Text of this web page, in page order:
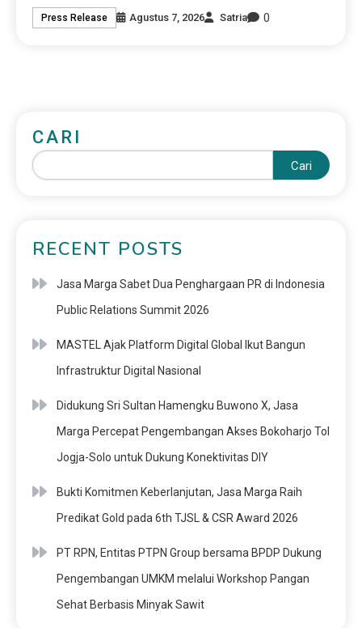
Press Release Agustus 7, 2026 Satria 0
CARI
Cari
RECENT POSTS
Jasa Marga Sabet Dua Penghargaan PR di Indonesia
Public Relations Summit 2026
MASTEL Ajak Platform Digital Global Ikut Bangun
Infrastruktur Digital Nasional
Didukung Sri Sultan Hamengku Buwono X, Jasa
Marga Percepat Pengembangan Akses Bokoharjo Tol
Jogja-Solo untuk Dukung Konektivitas DIY
Bukti Komitmen Keberlanjutan, Jasa Marga Raih
Predikat Gold pada 6th TJSL & CSR Award 2026
PT RPN, Entitas PTPN Group bersama BPDP Dukung
Pengembangan UMKM melalui Workshop Pangan
Sehat Berbasis Minyak Sawit